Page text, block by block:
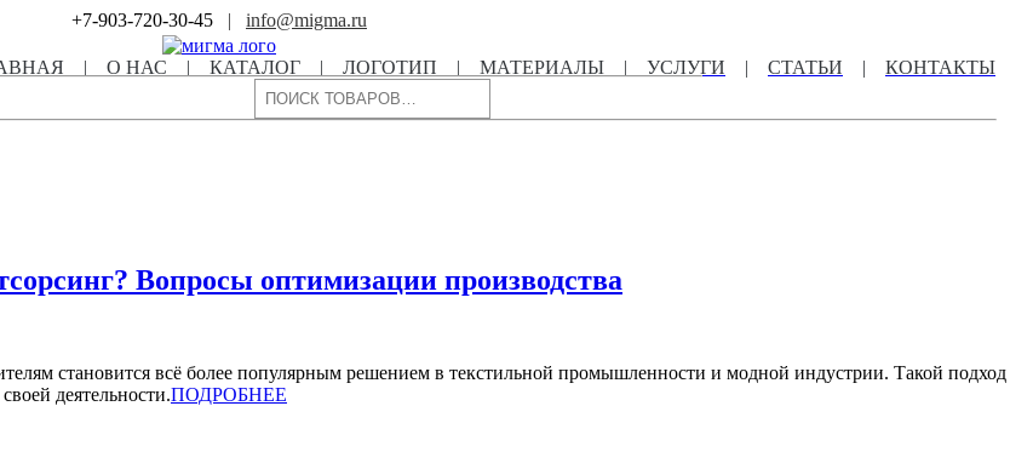
+7-903-720-30-45 | info@migma.ru
| О НАС | КАТАЛОГ | ЛОГОТИП | МАТЕРИАЛЫ | УСЛУГИ | СТАТЬИ |
КОНТАКТЫ
Поиск
Вопросы оптимизации производства
становится всё более популярным решением в текстильной промышленности и модной индустрии. Такой подход
деятельности.ПОДРОБНЕЕ